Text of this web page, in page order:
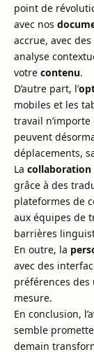
point de
avec nos
accrue, avec
analyse
votre contenu.
D’autre part, l’
mobiles et les
travail
peuvent
déplacements,
La
grâce à des
plateformes de
aux équipes de
barrières
En outre, la
avec des
préférences
mesure.
En conclusion,
semble
demain